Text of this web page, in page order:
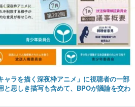
ャラを描く深夜枠アニメ」に視聴者の一部
と思しき描写も含めて、BPOが議論を交わ